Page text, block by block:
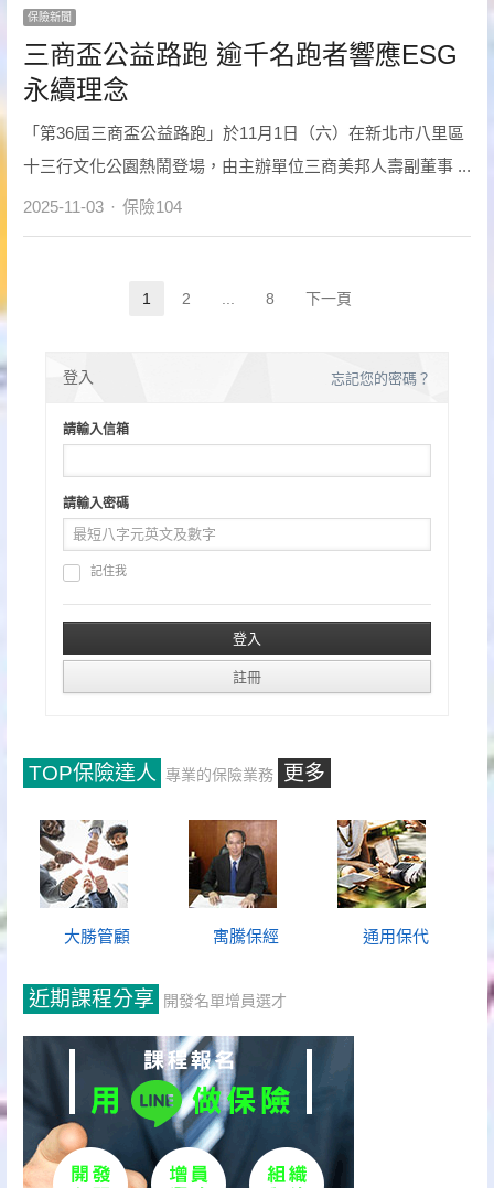
保險新聞
三商盃公益路跑 逾千名跑者響應ESG
永續理念
「第36屆三商盃公益路跑」於11月1日（六）在新北市八里區
十三行文化公園熱鬧登場，由主辦單位三商美邦人壽副董事 ...
2025-11-03 Author
保險104
Page
1 Page
2 Page
8 下一頁
登入 忘記您的密碼？
請輸入信箱
請輸入密碼
記住我
TOP保險達人 專業的保險業務 更多
大勝管顧 寓騰保經 通用保代
近期課程分享 開發名單增員選才